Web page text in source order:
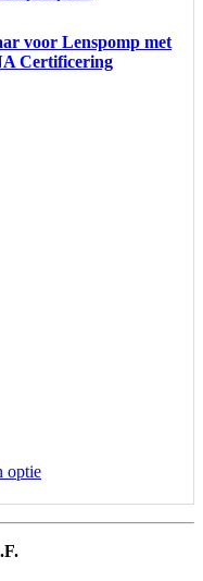
voor Lenspomp met
Certificering
optie